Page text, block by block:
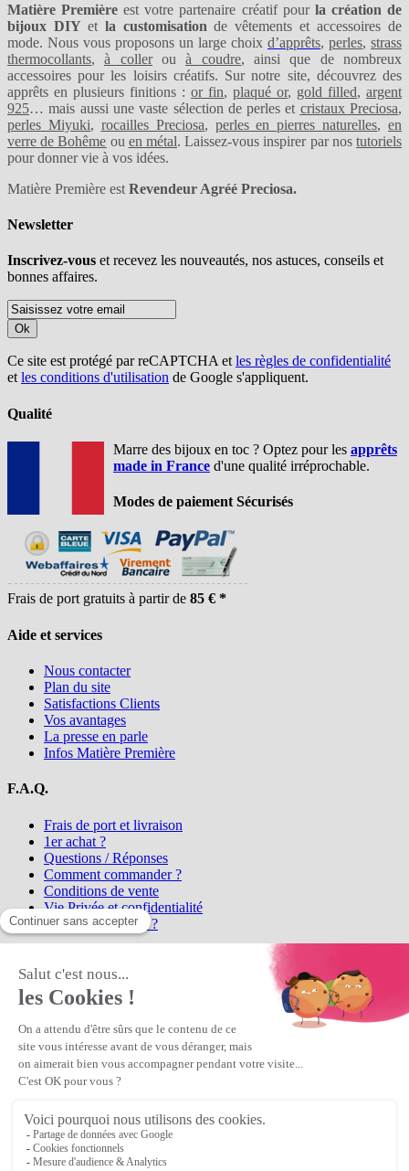
Matière Première est votre partenaire créatif pourla création de
bijoux DIY etla customisation de vêtements et accessoires de
mode. Nous vous proposons un large choix d’apprêts, perles, strass
thermocollants,à collerouà coudre, ainsi que de nombreux
accessoires pour les loisirs créatifs. Sur notre site, découvrez des
apprêts en plusieurs finitions : or fin, plaqué or, gold filled, argent
925… mais aussi une vaste sélection de perles et cristaux Preciosa,
perles Miyuki, rocailles Preciosa, perles en pierres naturelles, en
verre de Bohême ou en métal. Laissez-vous inspirer par nostutoriels
pour donner vie à vos idées.
Matière Première est Revendeur Agréé Preciosa.
Newsletter
Inscrivez-vous et recevez les nouveautés, nos astuces, conseils et
bonnes affaires.
Ok
Ce site est protégé par reCAPTCHA etles règles de confidentialité
etles conditions d'utilisation de Google s'appliquent.
Qualité
Marre des bijoux en toc ? Optez pour les apprêts
made in France d'une qualité irréprochable.
Modes de paiement Sécurisés
Frais de port gratuits à partir de 85 € *
Aide et services
Nous contacter
Plan du site
Satisfactions Clients
Vos avantages
La presse en parle
Infos Matière Première
F.A.Q.
Frais de port et livraison
1er achat ?
Questions / Réponses
Comment commander ?
Conditions de vente
Vie Privée et confidentialité
Qui sommes-nous ?
la référence en perles et bijoux
perles en ligne, telles que les perles
et cristaux et strass en cristal Preciosa, les perles Miyuki perles et
apprêts en Argent 925, Gold Filled, perles de rocaille Preciosa
Matière Première est un
Première